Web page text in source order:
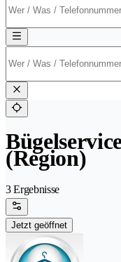
(Region)
3 Ergebnisse
Jetzt geöffnet